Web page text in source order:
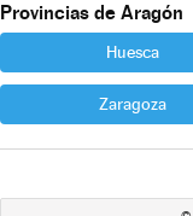
Provincias de Aragón
Huesca
Zaragoza